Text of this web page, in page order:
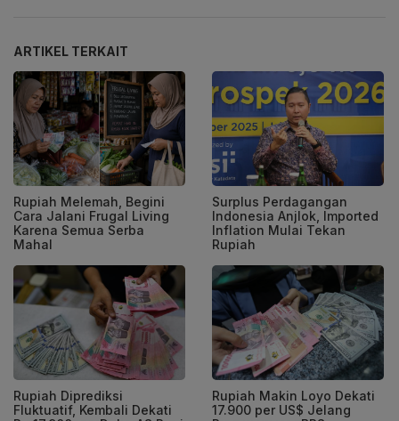
ARTIKEL TERKAIT
Rupiah Melemah, Begini
Cara Jalani Frugal Living
Karena Semua Serba
Mahal
Surplus Perdagangan
Indonesia Anjlok, Imported
Inflation Mulai Tekan
Rupiah
Rupiah Diprediksi
Fluktuatif, Kembali Dekati
Rupiah Makin Loyo Dekati
17.900 per US$ Jelang